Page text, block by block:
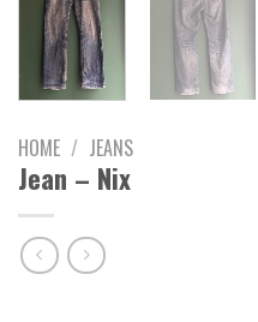
HOME / JEANS
Jean – Nix